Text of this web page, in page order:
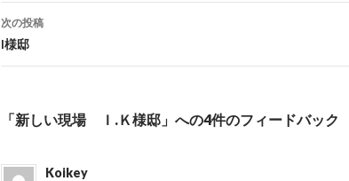
次の投稿
I様邸
「新しい現場 Ｉ.Ｋ様邸」への4件のフィードバック
Koikey